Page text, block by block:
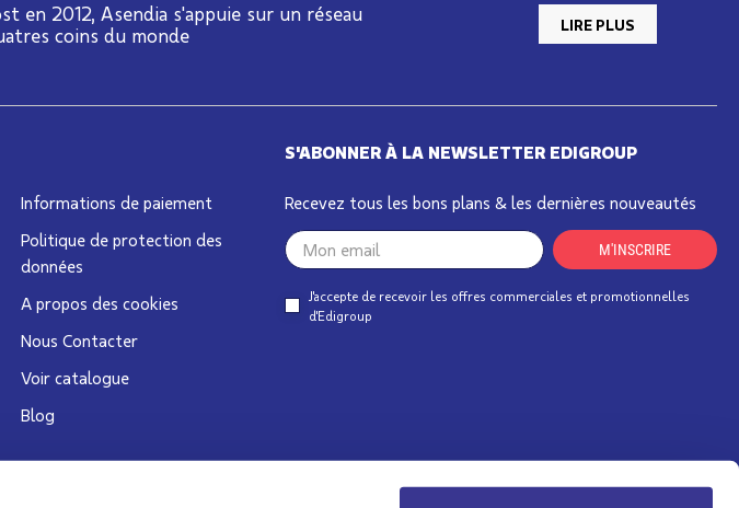
en 2012, Asendia s'appuie sur un réseau
coins du monde
LIRE PLUS
S'ABONNER À LA NEWSLETTER EDIGROUP
Recevez tous les bons plans & les dernières nouveautés
Your
email
M'INSCRIRE
J'accepte de recevoir les offres commerciales et promotionnelles
d'Edigroup
Informations de paiement
Politique de protection des
données
A propos des cookies
Nous Contacter
Voir catalogue
Blog